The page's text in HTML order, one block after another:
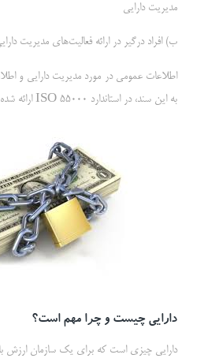
مدیریت دارایی
ب) افراد درگیر در ارائه فعالیت‌های مدیریت
اطلاعات عمومی در مورد مدیریت دارایی و
به این سند، در استاندارد ISO 55000 ارائه شده است.
دارایی چیست و چرا مهم است؟
دارایی چیزی است که برای یک سازمان ارزش